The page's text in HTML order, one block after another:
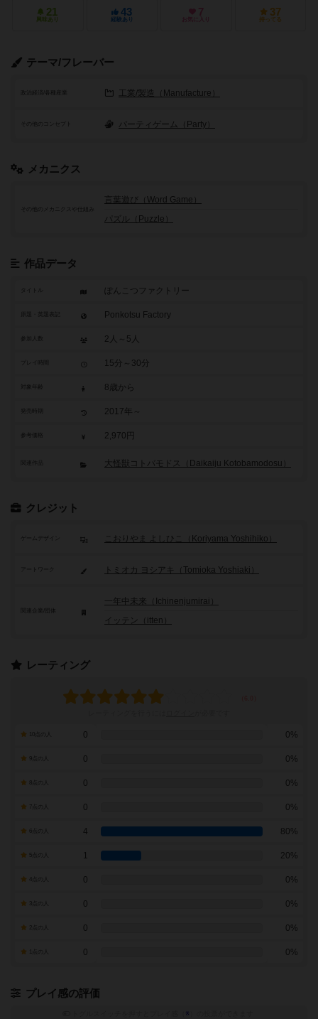
21
興味あり
43
経験あり
7
お気に入り
37
持ってる
テーマ/フレーバー
政治経済/各種産業 工業/製造（Manufacture）
その他のコンセプト パーティゲーム（Party）
メカニクス
その他のメカニクスや仕組み
言葉遊び（Word Game）
パズル（Puzzle）
作品データ
タイトル ぽんこつファクトリー
Ponkotsu Factory
参加人数 2人～5人
15分～30分
8歳から
2017年～
参考価格 2,970円
関連作品 大怪獣コトバモドス（Daikaiju Kotobamodosu）
クレジット
ゲームデザイン こおりやま よしひこ（Koriyama Yoshihiko）
アートワーク トミオカ ヨシアキ（Tomioka Yoshiaki）
一年中未来（Ichinenjumirai）
イッテン（itten）
レーティング
0 0%
0 0%
0 0%
7点の人 0 0%
4 80%
1 20%
0 0%
0 0%
0 0%
0 0%
プレイ感の評価
※